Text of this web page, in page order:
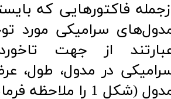
فاکتورهایی که
سرامیکی مورد
از جهت
در مدول، طول،
مدول (شکل 1 را